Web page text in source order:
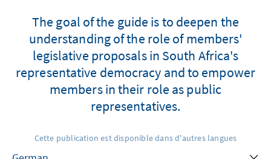
The goal of the guide is to deepen the
understanding of the role of members'
legislative proposals in South Africa's
representative democracy and to empower
members in their role as public
representatives.
Cette publication est disponible dans d'autres langues